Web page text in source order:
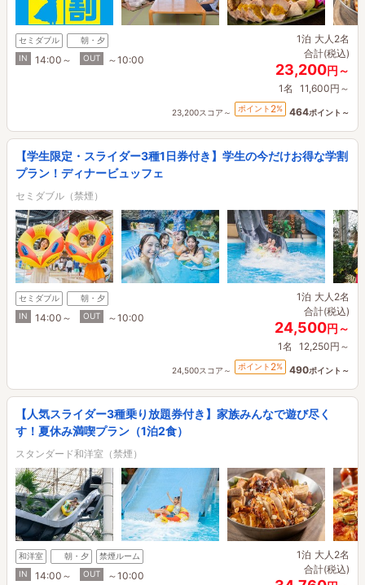
セミダブル
朝・夕
IN
14:00～ OUT ～10:00
1泊 大人2名
合計(税込)
23,200円～
1名 11,600円～
23,200スコア～ ポイント 2% 464ポイント～
【学生限定・スライダー3種1日券付き】学生の今だけお得な学割
プラン！ディナービュッフェ
セミダブル（禁煙）
セミダブル
朝・夕
IN
14:00～ OUT ～10:00
1泊 大人2名
合計(税込)
24,500円～
1名 12,250円～
24,500スコア～ ポイント 2% 490ポイント～
【人気スライダー3種乗り放題券付き】家族みんなで遊び尽く
す！夏休み満喫プラン（1泊2食）
スタンダード和洋室（禁煙）
和洋室 朝・夕
禁煙ルーム
IN
14:00～ OUT ～10:00
1泊 大人2名
合計(税込)